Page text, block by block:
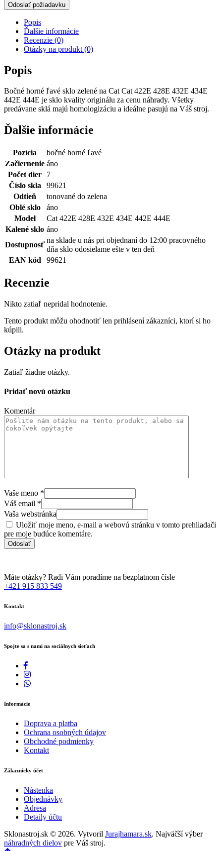
Odoslať požiadavku
Popis
Ďalšie informácie
Recenzie (0)
Otázky na produkt (0)
Popis
Bočné horné ľavé sklo zelené na Cat Cat 422E 428E 432E 434E
442E 444E je sklo kvality originálu za cenu náhrady. Všetky
predávane sklá majú homologizáciu a ideálne pasujú na Váš stroj.
Ďalšie informácie
Pozícia
bočné horné ľavé
Začiernenie áno
Počet dier
7
Číslo skla
99621
Odtieň
tonované do zelena
Oblé sklo
áno
Model
Cat 422E 428E 432E 434E 442E 444E
Kalené sklo áno
Dostupnosť
na sklade u nás pri objednaní do 12:00 pracovného
dňa sklo odosielame ešte v ten deň
EAN kód
99621
Recenzie
Nikto zatiaľ nepridal hodnotenie.
Tento produkt môžu ohodnotiť len prihlásení zákazníci, ktorí si ho
kúpili.
Otázky na produkt
Zatiaľ žiadne otázky.
Pridať novú otázku
Komentár
Vaše meno *
Váš email *
Vaša webstránka
Uložiť moje meno, e-mail a webovú stránku v tomto prehliadači
pre moje budúce komentáre.
Máte otázky? Radi Vám poradíme na bezplatnom čísle
+421 915 833 549
Kontakt
info@sklonastroj.sk
Spojte sa s nami na sociálnych sieťach
Informácie
Doprava a platba
Ochrana osobných údajov
Obchodné podmienky
Kontakt
Zákaznícky účet
Nástenka
Objednávky
Adresa
Detaily účtu
Sklonastroj.sk © 2026. Vytvoril Jurajhamara.sk. Najväčší výber
náhradných dielov pre Váš stroj.